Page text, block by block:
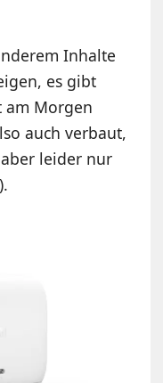
Inhalte
es gibt
am Morgen
auch verbaut,
leider nur